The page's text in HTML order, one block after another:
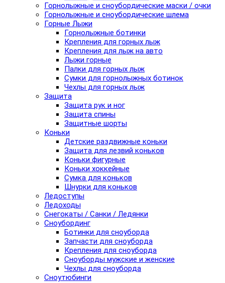
Горнолыжные и сноубордические маски / очки
Горнолыжные и сноубордические шлема
Горные Лыжи
Горнолыжные ботинки
Крепления для горных лыж
Крепления для лыж на авто
Лыжи горные
Палки для горных лыж
Сумки для горнолыжных ботинок
Чехлы для горных лыж
Защита
Защита рук и ног
Защита спины
Защитные шорты
Коньки
Детские раздвижные коньки
Защита для лезвий коньков
Коньки фигурные
Коньки хоккейные
Сумка для коньков
Шнурки для коньков
Ледоступы
Ледоходы
Снегокаты / Санки / Ледянки
Сноубординг
Ботинки для сноуборда
Запчасти для сноуборда
Крепления для сноуборда
Сноуборды мужские и женские
Чехлы для сноуборда
Сноутюбинги